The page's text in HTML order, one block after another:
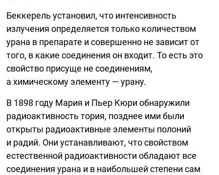
Беккерель установил, что интенсивность
излучения определяется только количеством
урана в препарате и совершенно не зависит от
того, в какие соединения он входит. То есть это
свойство присуще не соединениям,
а химическому элементу — урану.
В 1898 году Мария и Пьер Кюри обнаружили
радиоактивность тория, позднее ими были
открыты радиоактивные элементы полоний
и радий. Они устанавливают, что свойством
естественной радиоактивности обладают все
соединения урана и в наибольшей степени сам